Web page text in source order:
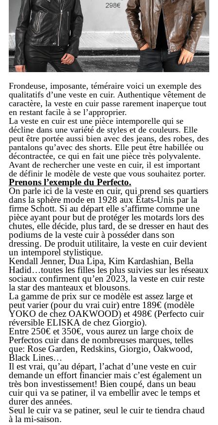
Frondeuse, imposante, téméraire voici un exemple des
qualitatifs d’une veste en cuir. Authentique vêtement de
caractère, la veste en cuir passe rarement inaperçue tout
en restant facile à se l’approprier.
La veste en cuir est une pièce intemporelle qui se
décline dans une variété de styles et de couleurs. Elle
peut être portée aussi bien avec des jeans, des robes, des
pantalons qu’avec des shorts. Elle peut être habillée ou
décontractée, ce qui en fait une pièce très polyvalente.
Avant de rechercher une veste en cuir, il est important
de définir le modèle de veste que vous souhaitez porter.
Prenons l’exemple du Perfecto.
On parle ici de la veste en cuir, qui prend ses quartiers
dans la sphère mode en 1928 aux États-Unis par la
firme Schott. Si au départ elle s’affirme comme une
pièce ayant pour but de protéger les motards lors des
chutes, elle décide, plus tard, de se dresser en haut des
podiums de la veste cuir à posséder dans son
dressing. De produit utilitaire, la veste en cuir devient
un intemporel stylistique.
Kendall Jenner, Dua Lipa, Kim Kardashian, Bella
Hadid…toutes les filles les plus suivies sur les réseaux
sociaux confirment qu’en 2023, la veste en cuir reste
la star des manteaux et blousons.
La gamme de prix sur ce modèle est assez large et
peut varier (pour du vrai cuir) entre 189€ (modèle
YOKO de chez OAKWOOD) et 498€ (Perfecto cuir
réversible ELISKA de chez Giorgio).
Entre 250€ et 350€, vous aurez un large choix de
Perfectos cuir dans de nombreuses marques, telles
que: Rose Garden, Redskins, Giorgio, Oakwood,
Black Lines…
Il est vrai, qu’au départ, l’achat d’une veste en cuir
demande un effort financier mais c’est également un
très bon investissement! Bien coupé, dans un beau
cuir qui va se patiner, il va embellir avec le temps et
durer des années.
Seul le cuir va se patiner, seul le cuir te tiendra chaud
à la mi-saison.